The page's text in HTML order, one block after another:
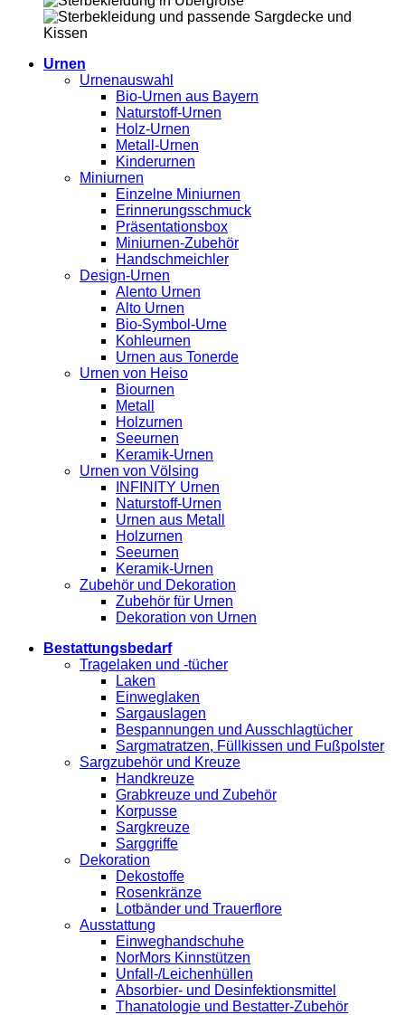
Urnen
Urnenauswahl
Bio-Urnen aus Bayern
Naturstoff-Urnen
Holz-Urnen
Metall-Urnen
Kinderurnen
Miniurnen
Einzelne Miniurnen
Erinnerungsschmuck
Präsentationsbox
Miniurnen-Zubehör
Handschmeichler
Design-Urnen
Alento Urnen
Alto Urnen
Bio-Symbol-Urne
Kohleurnen
Urnen aus Tonerde
Urnen von Heiso
Biournen
Metall
Holzurnen
Seeurnen
Keramik-Urnen
Urnen von Völsing
INFINITY Urnen
Naturstoff-Urnen
Urnen aus Metall
Holzurnen
Seeurnen
Keramik-Urnen
Zubehör und Dekoration
Zubehör für Urnen
Dekoration von Urnen
Bestattungsbedarf
Tragelaken und -tücher
Laken
Einweglaken
Sargauslagen
Bespannungen und Ausschlagtücher
Sargmatratzen, Füllkissen und Fußpolster
Sargzubehör und Kreuze
Handkreuze
Grabkreuze und Zubehör
Korpusse
Sargkreuze
Sarggriffe
Dekoration
Dekostoffe
Rosenkränze
Lotbänder und Trauerflore
Ausstattung
Einweghandschuhe
NorMors Kinnstützen
Unfall-/Leichenhüllen
Absorbier- und Desinfektionsmittel
Thanatologie und Bestatter-Zubehör